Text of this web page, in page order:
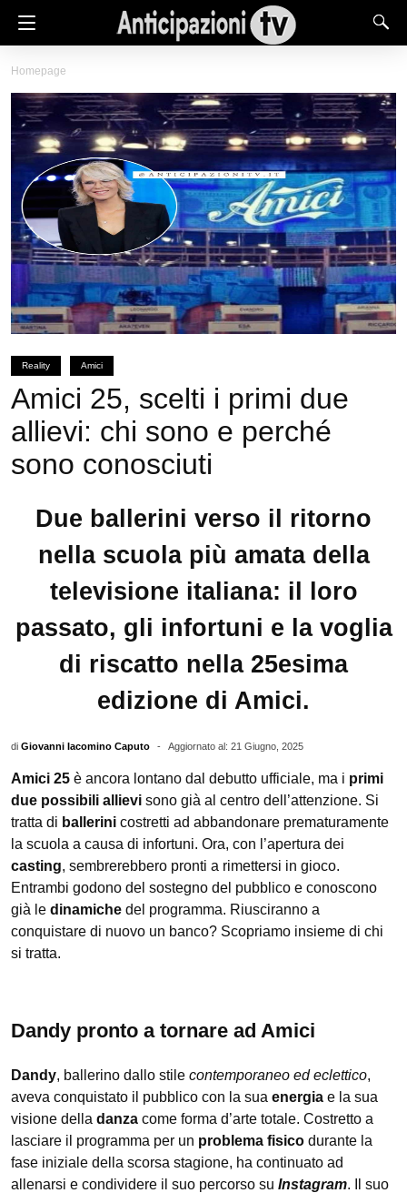
Homepage
Reality Amici
Amici 25, scelti i primi due
allievi: chi sono e perché
sono conosciuti
Due ballerini verso il ritorno
nella scuola più amata della
televisione italiana: il loro
passato, gli infortuni e la voglia
di riscatto nella 25esima
edizione di Amici.
di Giovanni Iacomino Caputo - Aggiornato al: 21 Giugno, 2025
Amici 25 è ancora lontano dal debutto ufficiale, ma i primi
due possibili allievi sono già al centro dell’attenzione. Si
tratta di ballerini costretti ad abbandonare prematuramente
la scuola a causa di infortuni. Ora, con l’apertura dei
casting, sembrerebbero pronti a rimettersi in gioco.
Entrambi godono del sostegno del pubblico e conoscono
già le dinamiche del programma. Riusciranno a
conquistare di nuovo un banco? Scopriamo insieme di chi
si tratta.
Dandy pronto a tornare ad Amici
Dandy, ballerino dallo stile contemporaneo ed eclettico,
aveva conquistato il pubblico con la sua energia e la sua
visione della danza come forma d’arte totale. Costretto a
lasciare il programma per un problema fisico durante la
fase iniziale della scorsa stagione, ha continuato ad
allenarsi e condividere il suo percorso su Instagram. Il suo